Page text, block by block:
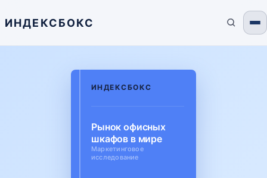
ИНДЕКСБОКС
ИНДЕКСБОКС
Рынок офисных
шкафов в мире
Маркетинговое
исследование